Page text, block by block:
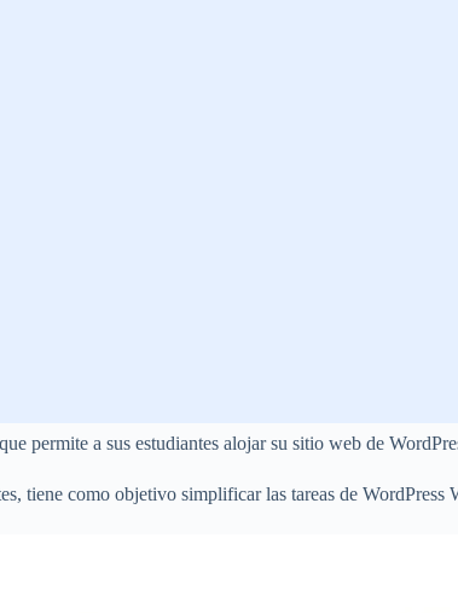
permite a sus estudiantes alojar su sitio web de
tiene como objetivo simplificar las tareas de WordPress